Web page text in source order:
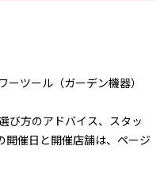
ツール（ガーデン機器）
び方のアドバイス、スタッ
開催日と開催店舗は、ページ